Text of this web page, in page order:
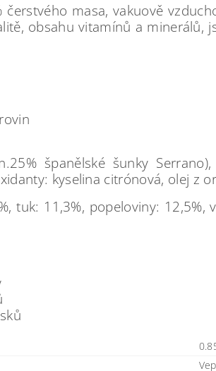
čerstvého masa, vakuově
obsahu vitamínů a
španělské šunky
kyselina citrónová, olej z
tuk: 11,3%, popeloviny: 12,5%,